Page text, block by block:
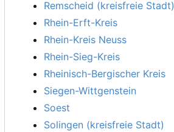
Remscheid (kreisfreie Stadt)
Rhein-Erft-Kreis
Rhein-Kreis Neuss
Rhein-Sieg-Kreis
Rheinisch-Bergischer Kreis
Siegen-Wittgenstein
Soest
Solingen (kreisfreie Stadt)